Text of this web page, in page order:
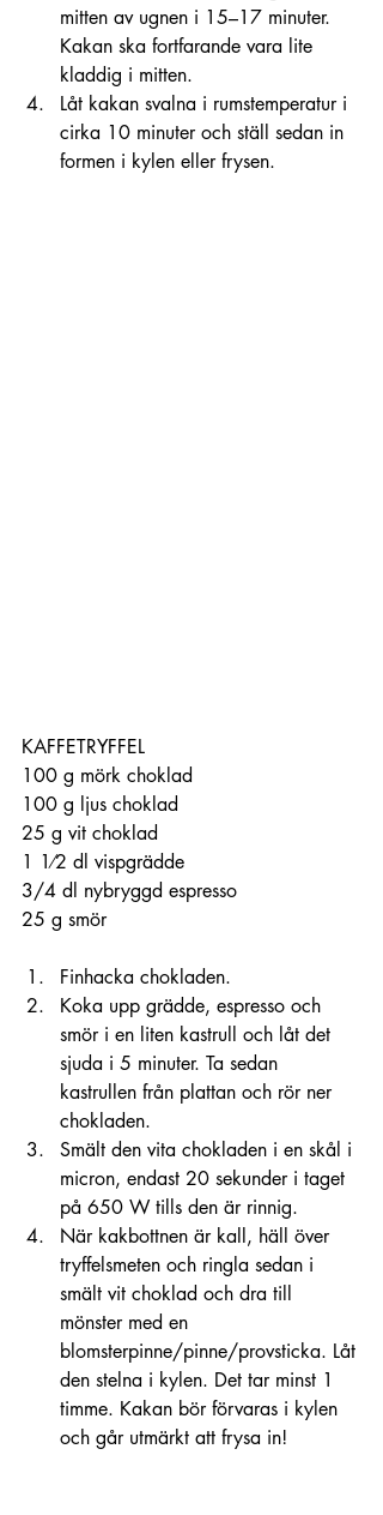
mitten av ugnen i 15–17 minuter.
Kakan ska fortfarande vara lite
kladdig i mitten.
Låt kakan svalna i rumstemperatur i
cirka 10 minuter och ställ sedan in
formen i kylen eller frysen.
KAFFETRYFFEL
100 g mörk choklad
100 g ljus choklad
25 g vit choklad
1 1⁄2 dl vispgrädde
3/4 dl nybryggd espresso
25 g smör
Finhacka chokladen.
Koka upp grädde, espresso och
smör i en liten kastrull och låt det
sjuda i 5 minuter. Ta sedan
kastrullen från plattan och rör ner
chokladen.
Smält den vita chokladen i en skål i
micron, endast 20 sekunder i taget
på 650 W tills den är rinnig.
När kakbottnen är kall, häll över
tryffelsmeten och ringla sedan i
smält vit choklad och dra till
mönster med en
blomsterpinne/pinne/provsticka. Låt
den stelna i kylen. Det tar minst 1
timme. Kakan bör förvaras i kylen
och går utmärkt att frysa in!